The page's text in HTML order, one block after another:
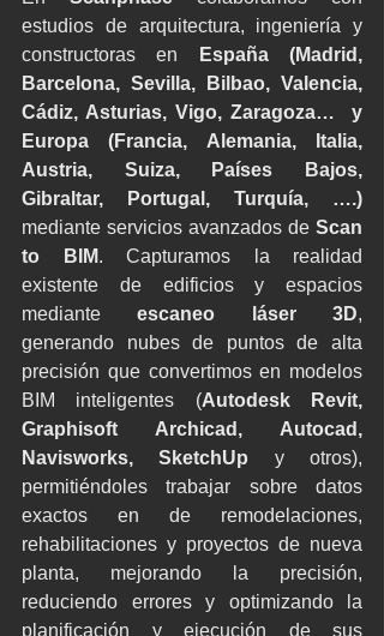
estudios de arquitectura, ingeniería y
constructoras en
España (Madrid,
Barcelona, Sevilla, Bilbao, Valencia,
Cádiz, Asturias, Vigo, Zaragoza…  y
Europa (Francia, Alemania, Italia,
Austria, Suiza, Países Bajos,
Gibraltar, Portugal, Turquía, ….)
mediante servicios avanzados de Scan
to BIM. Capturamos la realidad
existente de edificios y espacios
mediante escaneo láser 3D,
generando nubes de puntos de alta
precisión que convertimos en modelos
BIM inteligentes (Autodesk Revit,
Graphisoft Archicad, Autocad,
Navisworks, SketchUp y otros),
permitiéndoles trabajar sobre datos
exactos en de remodelaciones,
rehabilitaciones y proyectos de nueva
planta, mejorando la precisión,
reduciendo errores y optimizando la
planificación y ejecución de sus